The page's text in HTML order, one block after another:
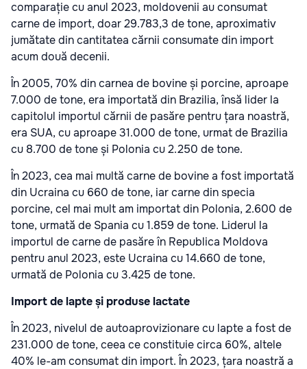
comparație cu anul 2023, moldovenii au consumat
carne de import, doar 29.783,3 de tone, aproximativ
jumătate din cantitatea cărnii consumate din import
acum două decenii.
În 2005, 70% din carnea de bovine și porcine, aproape
7.000 de tone, era importată din Brazilia, însă lider la
capitolul importul cărnii de pasăre pentru țara noastră,
era SUA, cu aproape 31.000 de tone, urmat de Brazilia
cu 8.700 de tone și Polonia cu 2.250 de tone.
În 2023, cea mai multă carne de bovine a fost importată
din Ucraina cu 660 de tone, iar carne din specia
porcine, cel mai mult am importat din Polonia, 2.600 de
tone, urmată de Spania cu 1.859 de tone. Liderul la
importul de carne de pasăre în Republica Moldova
pentru anul 2023, este Ucraina cu 14.660 de tone,
urmată de Polonia cu 3.425 de tone.
Import de lapte și produse lactate
În 2023, nivelul de autoaprovizionare cu lapte a fost de
231.000 de tone, ceea ce constituie circa 60%, altele
40% le-am consumat din import. În 2023, țara noastră a